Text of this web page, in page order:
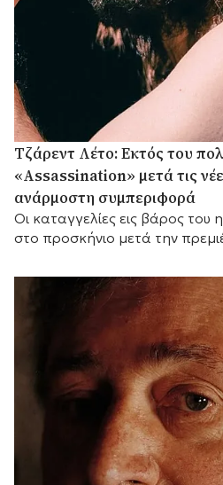
Τζάρεντ Λέτο: Εκτός του
«Assassination» μετά τις
ανάρμοστη συμπεριφορά
Οι καταγγελίες εις βάρος του
στο προσκήνιο μετά την